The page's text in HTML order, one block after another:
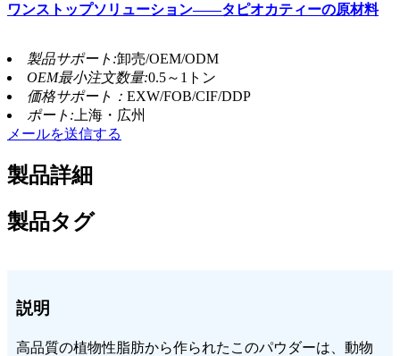
ワンストップソリューション——タピオカティーの原材料
製品サポート:卸売/OEM/ODM
OEM最小注文数量:0.5～1トン
価格サポート： EXW/FOB/CIF/DDP
ポート: 上海・広州
メールを送信する
製品詳細
製品タグ
説明
高品質の植物性脂肪から作られたこのパウダーは、動物